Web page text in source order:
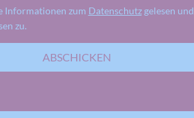
Informationen zum Datenschutzgelesen und
zu.
ABSCHICKEN